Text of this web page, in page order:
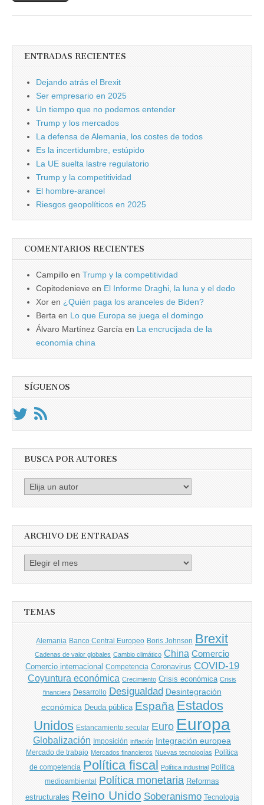
ENTRADAS RECIENTES
Dejando atrás el Brexit
Ser empresario en 2025
Un tiempo que no podemos entender
Trump y los mercados
La defensa de Alemania, los costes de todos
Es la incertidumbre, estúpido
La UE suelta lastre regulatorio
Trump y la competitividad
El hombre-arancel
Riesgos geopolíticos en 2025
COMENTARIOS RECIENTES
Campillo en Trump y la competitividad
Copitodenieve en El Informe Draghi, la luna y el dedo
Xor en ¿Quién paga los aranceles de Biden?
Berta en Lo que Europa se juega el domingo
Álvaro Martínez García en La encrucijada de la
economía china
SÍGUENOS
BUSCA POR AUTORES
Busca
ARCHIVO DE ENTRADAS
Archivo
TEMAS
Alemania Banco Central Europeo Boris Johnson Brexit
Cadenas de valor globales Cambio climático China Comercio
Comercio internacional Competencia Coronavirus COVID-19
Coyuntura económica Crecimiento Crisis económica Crisis
financiera
Desarrollo Desigualdad Desintegración
económica Deuda pública España Estados
Unidos Estancamiento secular Euro Europa
Globalización Imposición inflación Integración europea
Mercado de trabajo Mercados financieros Nuevas tecnologías Política
de competencia Política fiscal Política industrial
Política
medioambiental Política monetaria Reformas
estructurales Reino Unido Soberanismo Tecnología